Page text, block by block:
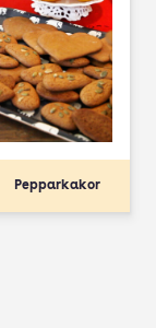
Pepparkakor